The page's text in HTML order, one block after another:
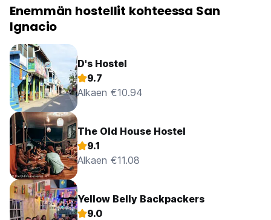
Enemmän hostellit kohteessa San
Ignacio
D's Hostel
9.7
Alkaen €10.94
The Old House Hostel
9.1
Alkaen €11.08
Yellow Belly Backpackers
9.0